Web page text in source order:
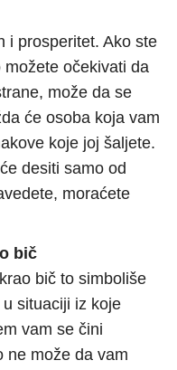
i prosperitet. Ako ste
očekivati da
može da se
će osoba koja vam
koje joj šaljete.
desiti samo od
moraćete
bič
bič to simboliše
situaciji iz koje
vam se čini
ne može da vam